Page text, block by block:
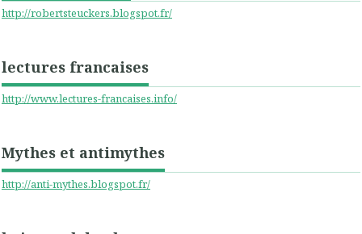
http://robertsteuckers.blogspot.fr/
lectures francaises
http://www.lectures-francaises.info/
Mythes et antimythes
http://anti-mythes.blogspot.fr/